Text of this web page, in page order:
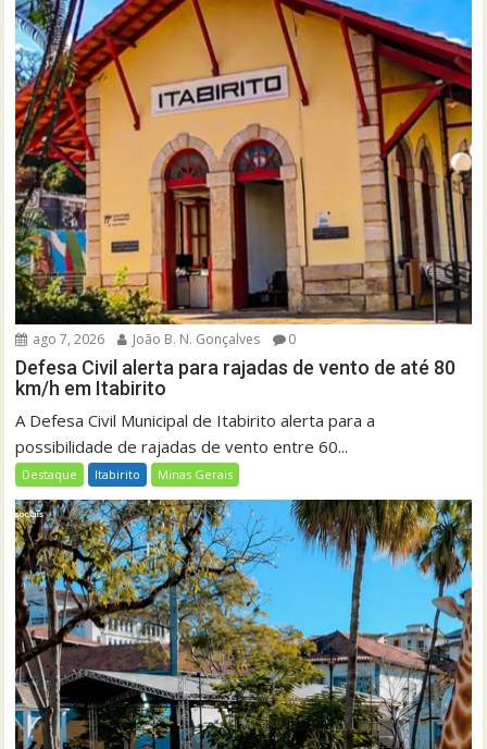
ago 7, 2026 João B. N. Gonçalves 0
Defesa Civil alerta para rajadas de vento de até 80
km/h em Itabirito
A Defesa Civil Municipal de Itabirito alerta para a
possibilidade de rajadas de vento entre 60...
Destaque Itabirito Minas Gerais